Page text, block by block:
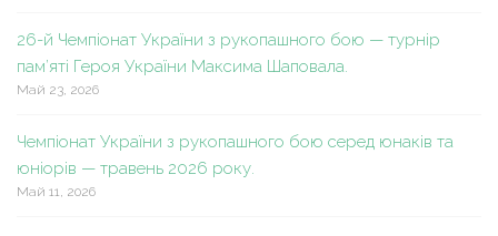
26-й Чемпіонат України з рукопашного бою — турнір
пам’яті Героя України Максима Шаповала.
Май 23, 2026
Чемпіонат України з рукопашного бою серед юнаків та
юніорів — травень 2026 року.
Май 11, 2026